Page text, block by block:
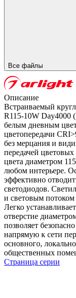
Все файлы
Описание
Встраиваемый
R115-10W Day4000
белым дневным
цветопередачи
без мерцания и
передачей
цвета диаметром
любом интерьере.
эффективно
светодиодов.
и световым потоком
Легко
отверстие
позволяет
напрямую к сети
основного,
общественных
Страница серии